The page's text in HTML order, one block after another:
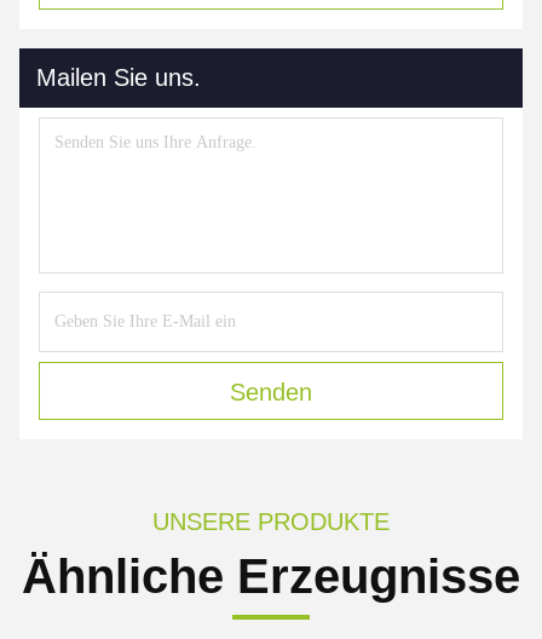
Mailen Sie uns.
Senden
UNSERE PRODUKTE
Ähnliche Erzeugnisse